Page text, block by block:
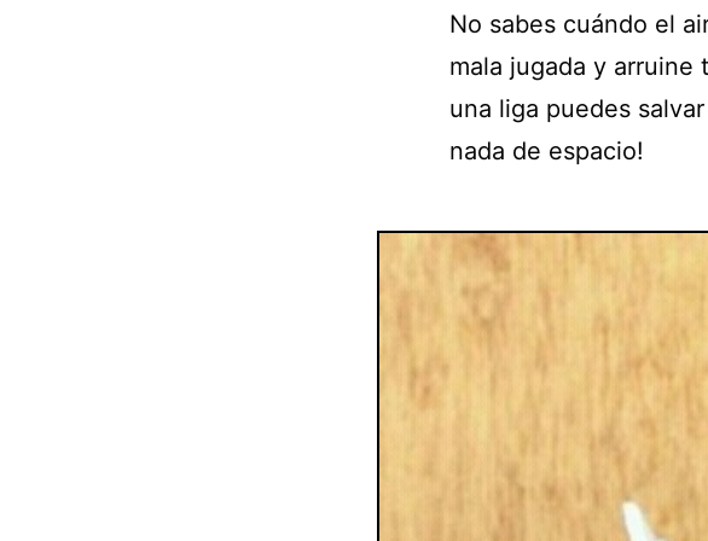
No sabes cuándo el
mala jugada y arruine
una liga puedes
nada de espacio!